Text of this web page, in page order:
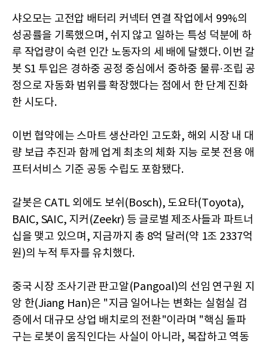
샤오모는 고전압 배터리 커넥터 연결 작업에서 99%의
성공률을 기록했으며, 쉬지 않고 일하는 특성 덕분에 하
루 작업량이 숙련 인간 노동자의 세 배에 달했다. 이번 갈
봇 S1 투입은 경하중 공정 중심에서 중하중 물류·조립 공
정으로 자동화 범위를 확장했다는 점에서 한 단계 진화
한 시도다.
이번 협약에는 스마트 생산라인 고도화, 해외 시장 내 대
량 보급 추진과 함께 업계 최초의 체화 지능 로봇 전용 애
프터서비스 기준 공동 수립도 포함됐다.
갈봇은 CATL 외에도 보쉬(Bosch), 도요타(Toyota),
BAIC, SAIC, 지커(Zeekr) 등 글로벌 제조사들과 파트너
십을 맺고 있으며, 지금까지 총 8억 달러(약 1조 2337억
원)의 누적 투자를 유치했다.
중국 시장 조사기관 판고알(Pangoal)의 선임 연구원 지
앙 한(Jiang Han)은 "지금 일어나는 변화는 실험실 검
증에서 대규모 상업 배치로의 전환"이라며 "핵심 돌파
구는 로봇이 움직인다는 사실이 아니라, 복잡하고 역동